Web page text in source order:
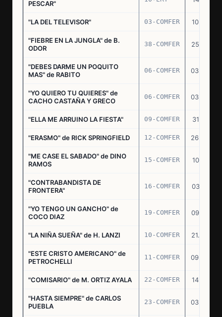
PESCAR"
"LA DEL TELEVISOR" 03-COMFER 10.01.73
"FIEBRE EN LA JUNGLA" de B.
ODOR
38-COMFER 25.10.73
"DEBES DARME UN POQUITO
MAS" de RABITO
06-COMFER 03.05.74
"YO QUIERO TU QUIERES" de
CACHO CASTAÑA Y GRECO
06-COMFER 03.05.74
"ELLA ME ARRUINO LA FIESTA" 09-COMFER 31.07.74
"ERASMO" de RICK SPRINGFIELD 12-COMFER 26.09.74
"ME CASE EL SABADO" de DINO
RAMOS
15-COMFER 10.10.74
"CONTRABANDISTA DE
FRONTERA"
16-COMFER 03.12.74
"YO TENGO UN GANCHO" de
COCO DIAZ
19-COMFER 09.01.75
"LA NIÑA SUEÑA" de H. LANZI 10-COMFER 21.03.75
"ESTE CRISTO AMERICANO" de
PETROCHELLI
11-COMFER 09.04.75
"COMISARIO" de M. ORTIZ AYALA 22-COMFER 14.07.75
"HASTA SIEMPRE" de CARLOS
PUEBLA
23-COMFER 03.09.75